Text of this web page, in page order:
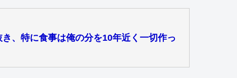
、特に食事は俺の分を10年近く一切作っ